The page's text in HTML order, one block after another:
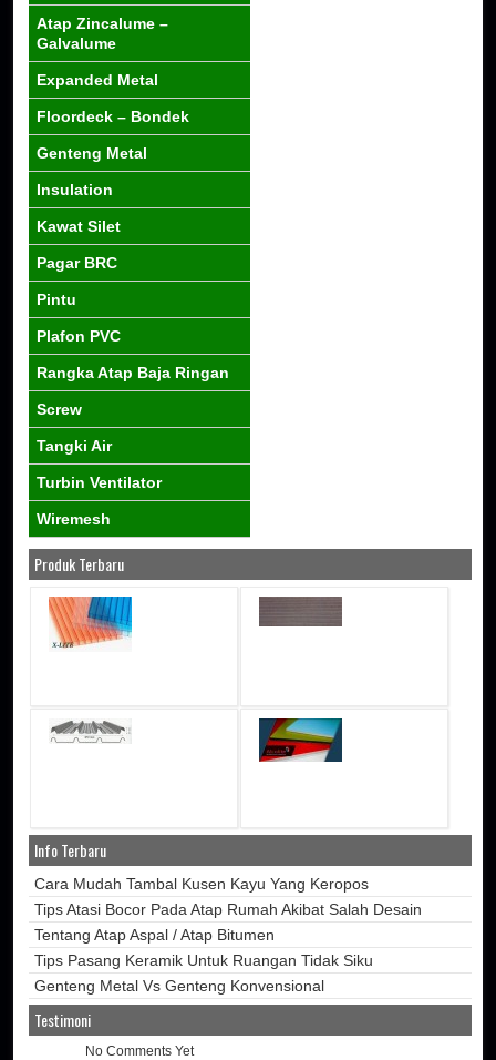
Atap Zincalume –
Galvalume
Expanded Metal
Floordeck – Bondek
Genteng Metal
Insulation
Kawat Silet
Pagar BRC
Pintu
Plafon PVC
Rangka Atap Baja Ringan
Screw
Tangki Air
Turbin Ventilator
Wiremesh
Produk Terbaru
Info Terbaru
Cara Mudah Tambal Kusen Kayu Yang Keropos
Tips Atasi Bocor Pada Atap Rumah Akibat Salah Desain
Tentang Atap Aspal / Atap Bitumen
Tips Pasang Keramik Untuk Ruangan Tidak Siku
Genteng Metal Vs Genteng Konvensional
Testimoni
No Comments Yet